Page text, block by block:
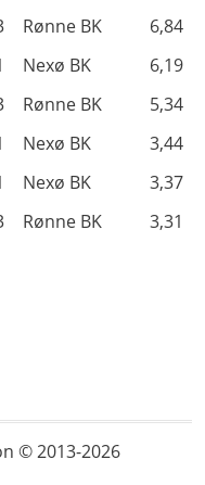
Rønne BK
6,84
Nexø BK
6,19
Rønne BK
5,34
Nexø BK
3,44
Nexø BK
3,37
Rønne BK 3,31
© 2013-2026